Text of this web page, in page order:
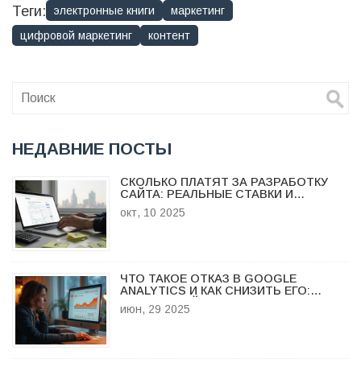
Теги: электронные книги
маркетинг
цифровой маркетинг
контент
НЕДАВНИЕ ПОСТЫ
СКОЛЬКО ПЛАТЯТ ЗА РАЗРАБОТКУ
САЙТА: РЕАЛЬНЫЕ СТАВКИ И
РЕКОМЕНДАЦИИ
окт, 10 2025
ЧТО ТАКОЕ ОТКАЗ В GOOGLE
ANALYTICS И КАК СНИЗИТЬ ЕГО:
ПОДРОБНЫЙ РАЗБОР МЕТРИКИ
ОТКАЗОВ
июн, 29 2025